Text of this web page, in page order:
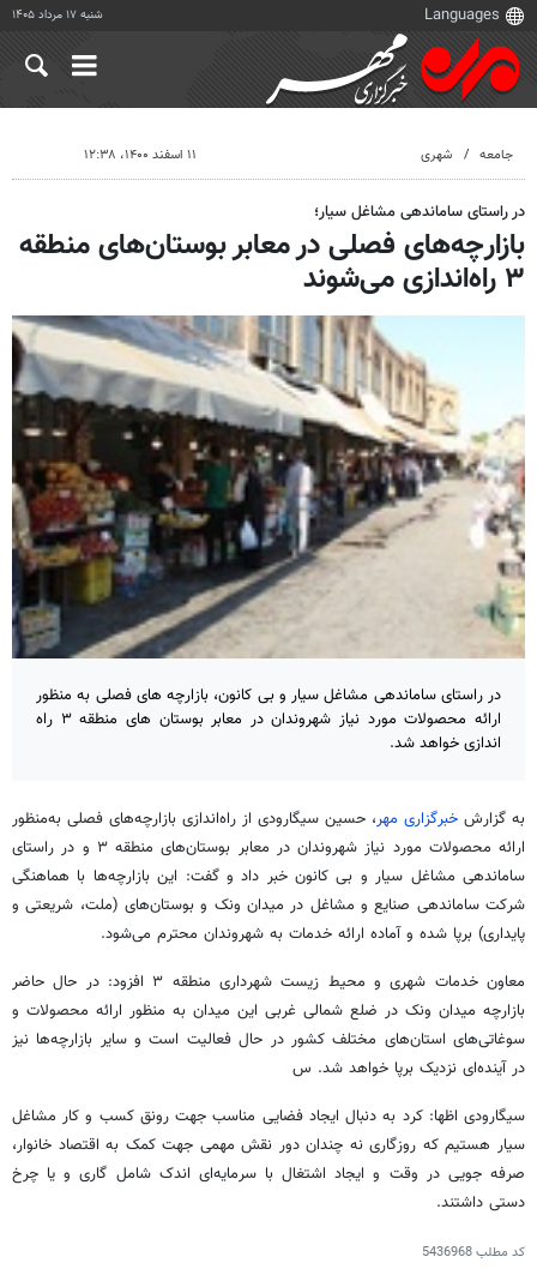
شنبه ۱۷ مرداد ۱۴۰۵
جامعه شهری ۱۱ اسفند ۱۴۰۰، ۱۲:۳۸
در راستای ساماندهی مشاغل سیار؛
بازارچه‌های فصلی در معابر بوستان‌های منطقه
۳ راه‌اندازی می‌شوند
در راستای ساماندهی مشاغل سیار و بی کانون، بازارچه های فصلی به منظور
ارائه محصولات مورد نیاز شهروندان در معابر بوستان های منطقه ۳ راه
اندازی خواهد شد.
به گزارش خبرگزاری مهر، حسین سیگارودی از راه‌اندازی بازارچه‌های فصلی به‌منظور
ارائه محصولات مورد نیاز شهروندان در معابر بوستان‌های منطقه ۳ و در راستای
ساماندهی مشاغل سیار و بی کانون خبر داد و گفت: این بازارچه‌ها با هماهنگی
شرکت ساماندهی صنایع و مشاغل در میدان ونک و بوستان‌های (ملت، شریعتی و
پایداری) برپا شده و آماده ارائه خدمات به شهروندان محترم می‌شود.
معاون خدمات شهری و محیط زیست شهرداری منطقه ۳ افزود: در حال حاضر
بازارچه میدان ونک در ضلع شمالی غربی این میدان به منظور ارائه محصولات و
سوغاتی‌های استان‌های مختلف کشور در حال فعالیت است و سایر بازارچه‌ها نیز
در آینده‌ای نزدیک برپا خواهد شد. س
سیگارودی اظها: کرد به دنبال ایجاد فضایی مناسب جهت رونق کسب و کار مشاغل
سیار هستیم که روزگاری نه چنداندور نقش مهمی جهتکمک به اقتصاد خانوار،
صرفهجویی در وقت و ایجاد اشتغال با سرمایه‌ای اندک شامل گاری و یا چرخ
دستی داشتند.
کد مطلب5436968